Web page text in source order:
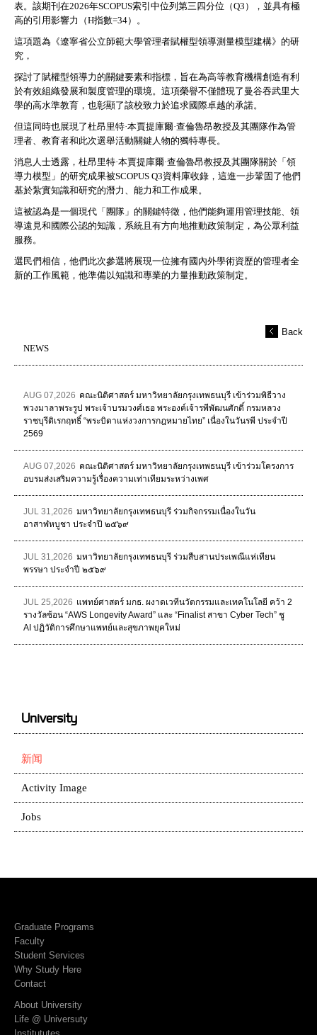
表。該期刊在2026年SCOPUS索引中位列第三四分位（Q3），並具有極
高的引用影響力（H指數=34）。
這項題為《遼寧省公立師範大學管理者賦權型領導測量模型建構》的研
究，
探討了賦權型領導力的關鍵要素和指標，旨在為高等教育機構創造有利
於有效組織發展和製度管理的環境。這項榮譽不僅體現了曼谷吞武里大
學的高水準教育，也彰顯了該校致力於追求國際卓越的承諾。
但這同時也展現了杜昂里特·本賈提庫爾·查倫魯昂教授及其團隊作為管
理者、教育者和此次選舉活動關鍵人物的獨特專長。
消息人士透露，杜昂里特·本賈提庫爾·查倫魯昂教授及其團隊關於「領
導力模型」的研究成果被SCOPUS Q3資料庫收錄，這進一步鞏固了他們
基於紮實知識和研究的潛力、能力和工作成果。
這被認為是一個現代「團隊」的關鍵特徵，他們能夠運用管理技能、領
導遠見和國際公認的知識，系統且有方向地推動政策制定，為公眾利益
服務。
選民們相信，他們此次參選將展現一位擁有國內外學術資歷的管理者全
新的工作風範，他準備以知識和專業的力量推動政策制定。
Back
NEWS
AUG 07,2026 คณะนิติศาสตร์ มหาวิทยาลัยกรุงเทพธนบุรี เข้าร่วมพิธีวาง
พวงมาลาพระรูป พระเจ้าบรมวงศ์เธอ พระองค์เจ้ารพีพัฒนศักดิ์ กรมหลวง
ราชบุรีดิเรกฤทธิ์ “พระบิดาแห่งวงการกฎหมายไทย” เนื่องในวันรพี ประจำปี
2569
AUG 07,2026 คณะนิติศาสตร์ มหาวิทยาลัยกรุงเทพธนบุรี เข้าร่วมโครงการ
อบรมส่งเสริมความรู้เรื่องความเท่าเทียมระหว่างเพศ
JUL 31,2026 มหาวิทยาลัยกรุงเทพธนบุรี ร่วมกิจกรรมเนื่องในวัน
อาสาฬหบูชา ประจำปี ๒๕๖๙
JUL 31,2026 มหาวิทยาลัยกรุงเทพธนบุรี ร่วมสืบสานประเพณีแห่เทียน
พรรษา ประจำปี ๒๕๖๙
JUL 25,2026 แพทย์ศาสตร์ มกธ. ผงาดเวทีนวัตกรรมและเทคโนโลยี คว้า 2
รางวัลซ้อน “AWS Longevity Award” และ “Finalist สาขา Cyber Tech” ชู
AI ปฏิวัติการศึกษาแพทย์และสุขภาพยุคใหม่
University
新闻
Activity Image
Jobs
Graduate Programs
Faculty
Student Services
Why Study Here
Contact
About University
Life @ Universuty